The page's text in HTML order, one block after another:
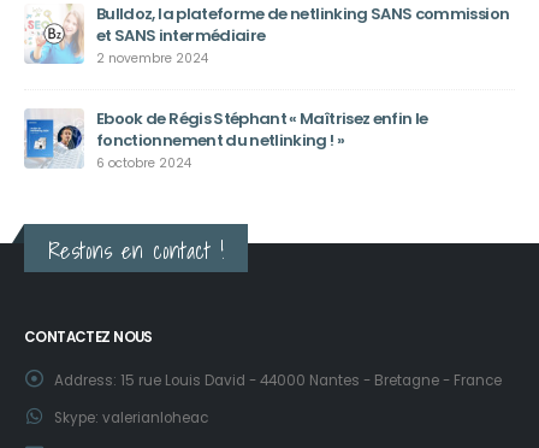
Bulldoz, la plateforme de netlinking SANS commission
et SANS intermédiaire
2 novembre 2024
Ebook de Régis Stéphant « Maîtrisez enfin le
fonctionnement du netlinking ! »
6 octobre 2024
Restons en contact !
CONTACTEZ NOUS
Address: 15 rue Louis David - 44000 Nantes - Bretagne - France
Skype: valerianloheac